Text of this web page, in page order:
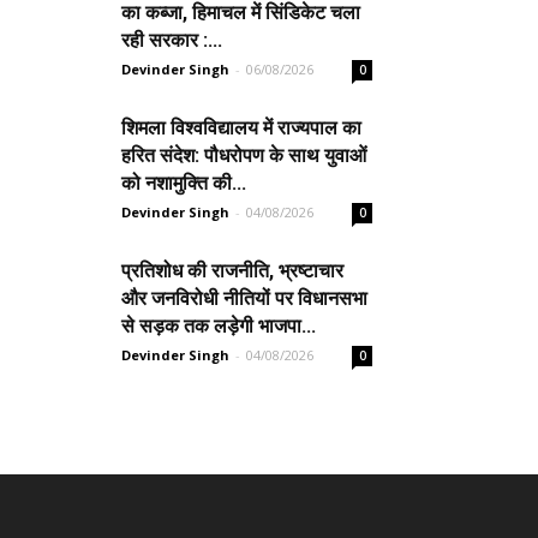
का कब्जा, हिमाचल में सिंडिकेट चला
रही सरकार :...
Devinder Singh - 06/08/2026 0
शिमला विश्वविद्यालय में राज्यपाल का
हरित संदेश: पौधरोपण के साथ युवाओं
को नशामुक्ति की...
Devinder Singh - 04/08/2026 0
प्रतिशोध की राजनीति, भ्रष्टाचार
और जनविरोधी नीतियों पर विधानसभा
से सड़क तक लड़ेगी भाजपा...
Devinder Singh - 04/08/2026 0